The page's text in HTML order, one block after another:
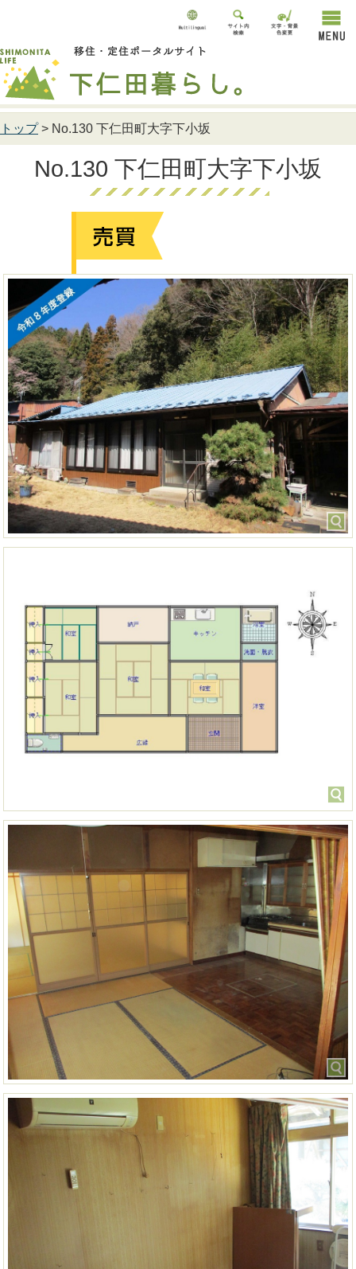
文字サイズ
表示色
トップ> No.130 下仁田町大字下小坂
No.130 下仁田町大字下小坂